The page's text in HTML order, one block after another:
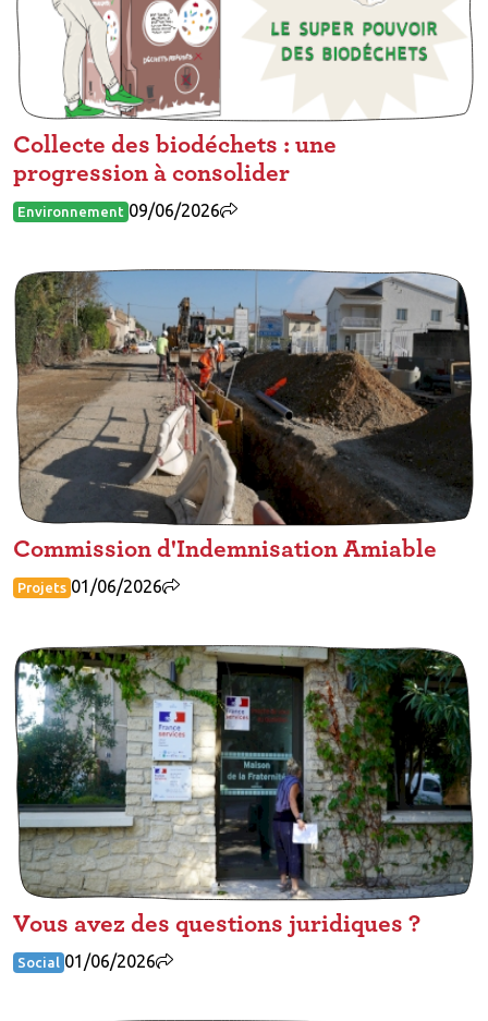
Collecte des biodéchets : une
progression à consolider
Environnement 09/06/2026
Commission d'Indemnisation Amiable
Projets 01/06/2026
Vous avez des questions juridiques ?
Social 01/06/2026